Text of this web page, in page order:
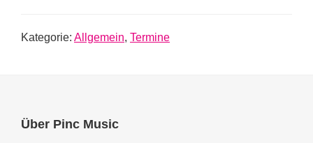
Kategorie: Allgemein, Termine
Footer
Über Pinc Music